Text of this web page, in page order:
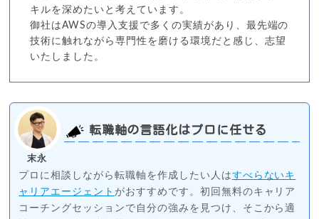
キルを深めたいと考えています。
御社はAWSの導入支援で多くの実績があり、最先端の
技術に触れながら専門性を磨ける環境だと感じ、志望
いたしました。
末永
転職軸の言語化はプロに任せる
プロに相談しながら転職軸を作成したい人はすべらないキ
ャリアエージェント がおすすめです。初回無料のキャリア
コーチングセッションで自分の強みを見つけ、そこから適